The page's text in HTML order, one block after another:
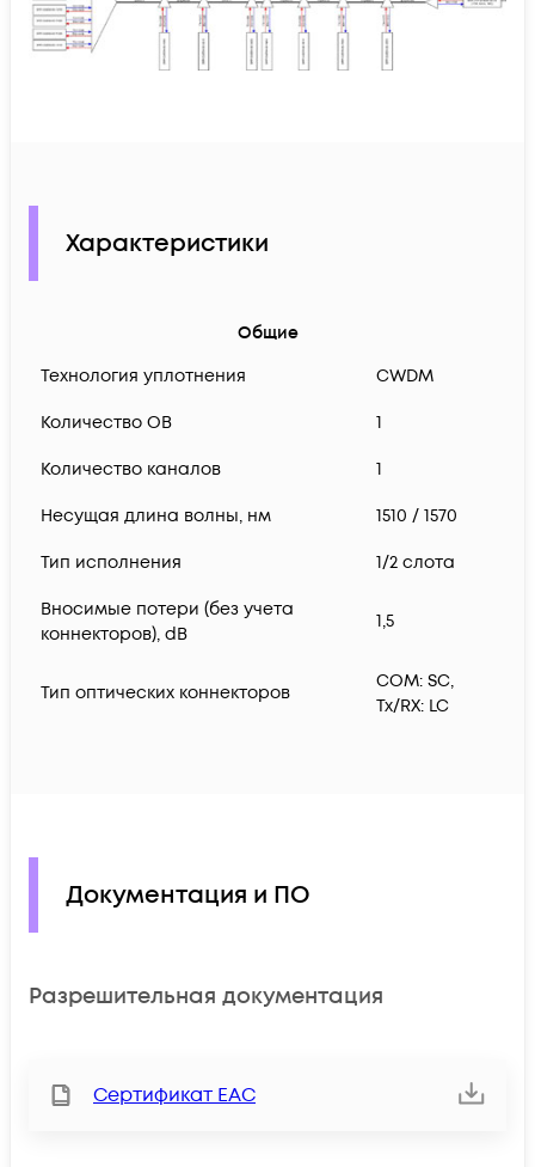
Характеристики
Общие
Технология уплотнения
CWDM
Количество ОВ 1
Количество каналов 1
Несущая длина волны, нм 1510 / 1570
Тип исполнения 1/2 слота
Вносимые потери (без учета
коннекторов), dB
1,5
Тип оптических коннекторов
COM: SC,
Tx/RX: LC
Документация и ПО
Разрешительная документация
Сертификат ЕАС